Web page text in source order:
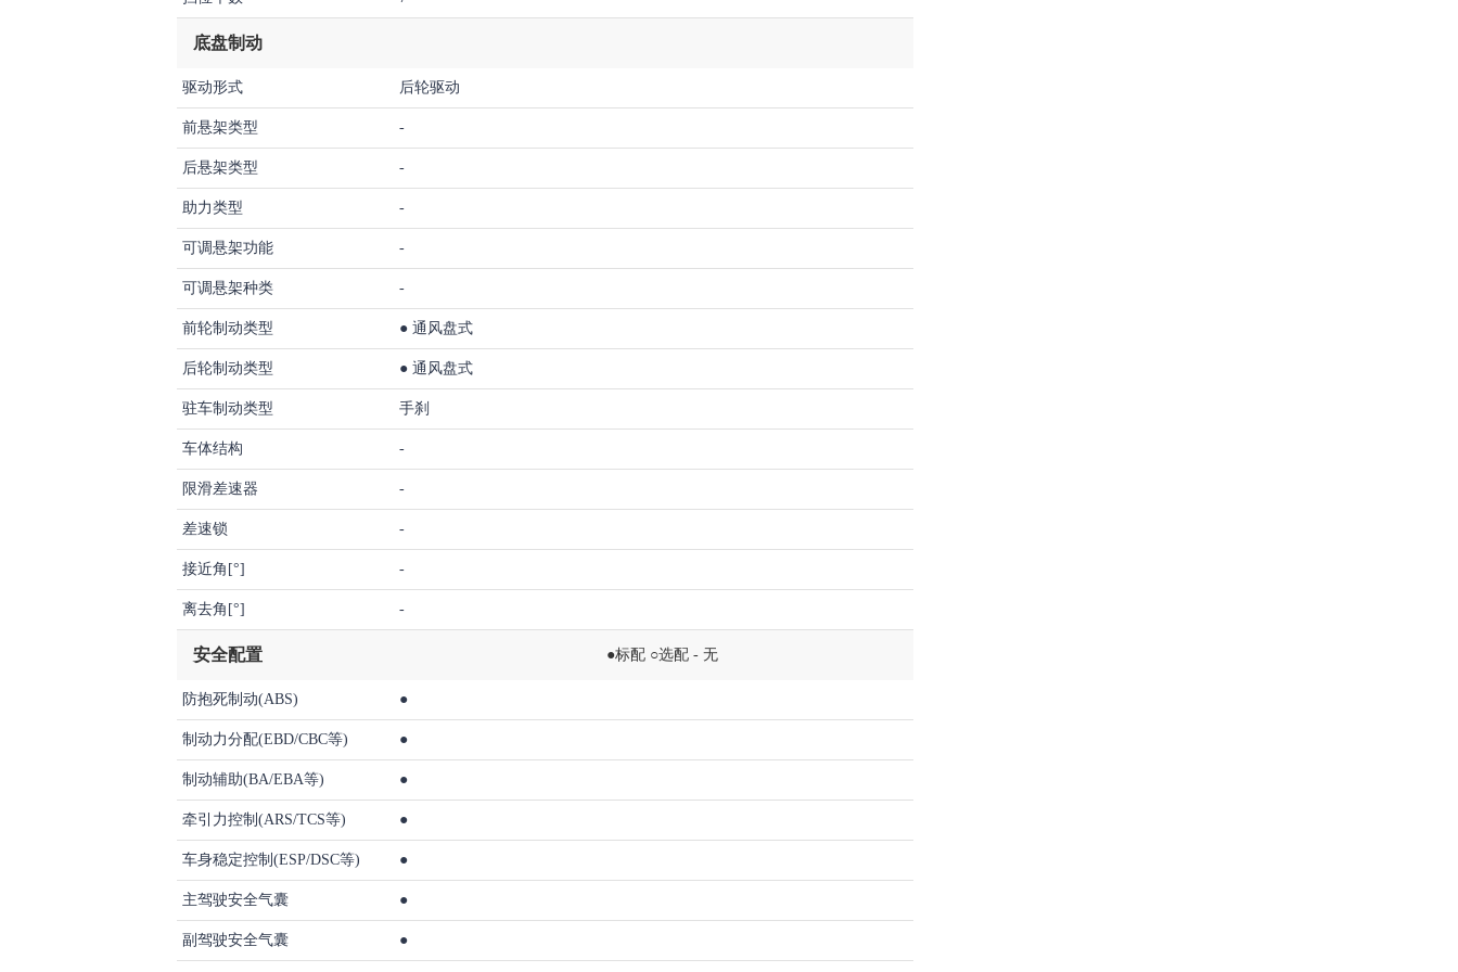
底盘制动
驱动形式 后轮驱动
前悬架类型 -
后悬架类型 -
助力类型 -
可调悬架功能 -
可调悬架种类 -
前轮制动类型 ● 通风盘式
后轮制动类型 ● 通风盘式
驻车制动类型 手刹
车体结构 -
限滑差速器 -
差速锁 -
接近角[°] -
离去角[°] -
安全配置 ●标配 ○选配 - 无
防抱死制动(ABS) ●
制动力分配(EBD/CBC等) ●
制动辅助(BA/EBA等) ●
牵引力控制(ARS/TCS等) ●
车身稳定控制(ESP/DSC等) ●
主驾驶安全气囊 ●
副驾驶安全气囊 ●